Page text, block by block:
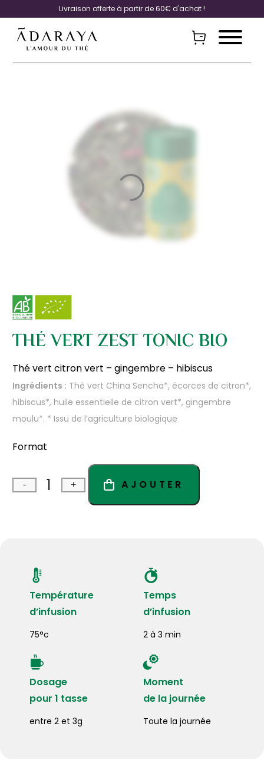
Livraison offerte à partir de 60€ d'achat !
THÉ VERT ZEST TONIC BIO
Thé vert citron vert – gingembre – hibiscus
Ingrédients : Thé vert China Sencha*, écorces de citron*,
hibiscus*, huile essentielle de citron vert*, gingembre
moulu*. * Issu de l’agriculture biologique
Format
Quantité
- + AJOUTER
Température
d’infusion
75°c
Temps
d’infusion
2 à 3 min
Dosage
pour 1 tasse
entre 2 et 3g
Moment
de la journée
Toute la journée